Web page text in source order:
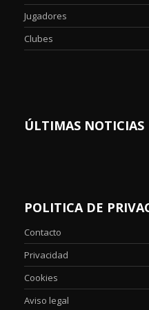
Jugadores
Clubes
ÚLTIMAS NOTICIAS
POLITICA DE
Contacto
Privacidad
Cookies
Aviso legal